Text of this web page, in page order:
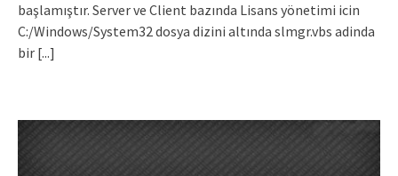
başlamıştır. Server ve Client bazında Lisans yönetimi icin
C:/Windows/System32 dosya dizini altında slmgr.vbs adinda
bir [...]